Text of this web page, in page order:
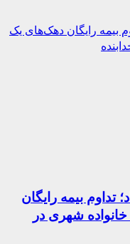
بیمه رایگان دهک‌های یک
تداوم بیمه رایگان
شهری در